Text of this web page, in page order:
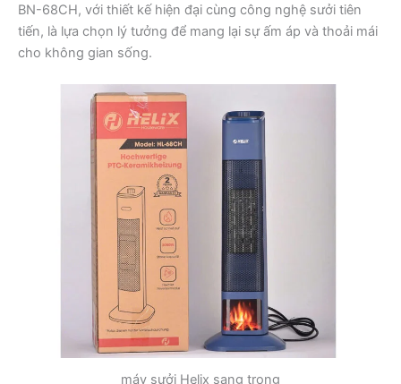
BN-68CH, với thiết kế hiện đại cùng công nghệ sưởi tiên
tiến, là lựa chọn lý tưởng để mang lại sự ấm áp và thoải mái
cho không gian sống.
máy sưởi Helix sang trọng